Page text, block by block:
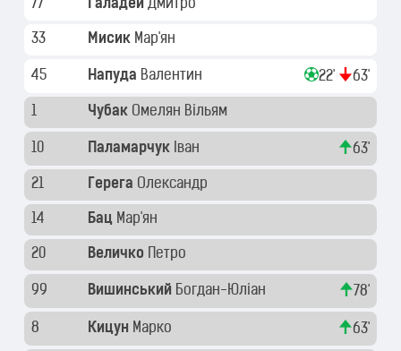
77 Галадей Дмитро
33 Мисик Мар'ян
45 Напуда Валентин 22' 63'
1 Чубак Омелян Вільям
10 Паламарчук Іван 63'
21 Герега Олександр
14 Бац Мар'ян
20 Величко Петро
99 Вишинський Богдан-Юліан 78'
8 Кицун Марко 63'